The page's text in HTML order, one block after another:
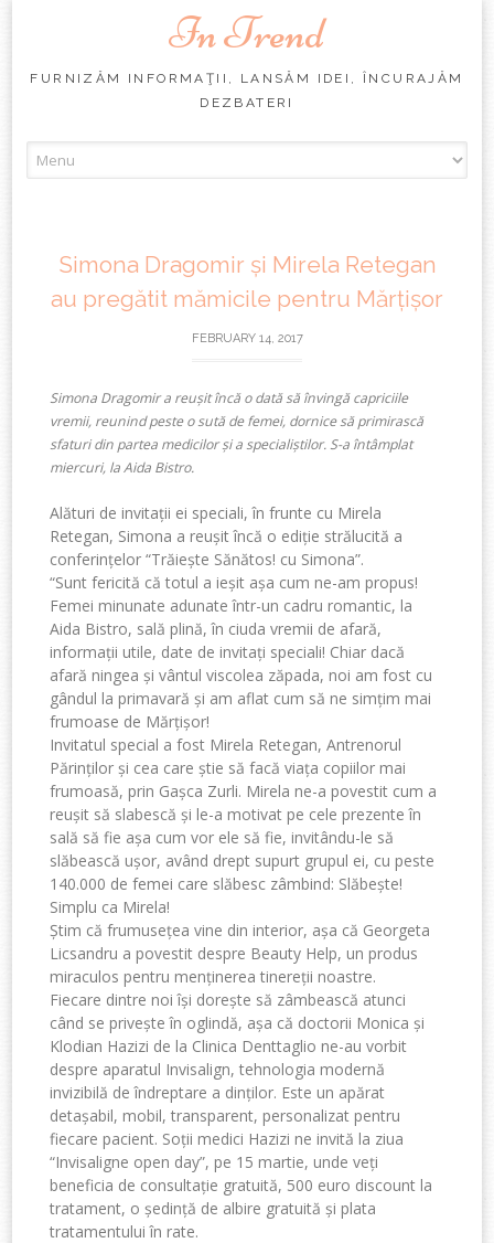
In Trend
FURNIZĂM INFORMAŢII, LANSĂM IDEI, ÎNCURAJĂM
DEZBATERI
to
Simona Dragomir și Mirela Retegan
au pregătit mămicile pentru Mărțișor
FEBRUARY 14, 2017
Simona Dragomir a reușit încă o dată să învingă capriciile
vremii, reunind peste o sută de femei, dornice să primirască
sfaturi din partea medicilor și a specialiștilor. S-a întâmplat
miercuri, la Aida Bistro.
Alături de invitații ei speciali, în frunte cu Mirela
Retegan, Simona a reușit încă o ediție strălucită a
conferințelor “Trăiește Sănătos! cu Simona”.
“Sunt fericită că totul a ieșit așa cum ne-am propus!
Femei minunate adunate într-un cadru romantic, la
Aida Bistro, sală plină, în ciuda vremii de afară,
informații utile, date de invitați speciali! Chiar dacă
afară ningea și vântul viscolea zăpada, noi am fost cu
gândul la primavară și am aflat cum să ne simțim mai
frumoase de Mărțișor!
Invitatul special a fost Mirela Retegan, Antrenorul
Părinților și cea care știe să facă viața copiilor mai
frumoasă, prin Gașca Zurli. Mirela ne-a povestit cum a
reușit să slabescă și le-a motivat pe cele prezente în
sală să fie așa cum vor ele să fie, invitându-le să
slăbească ușor, având drept supurt grupul ei, cu peste
140.000 de femei care slăbesc zâmbind: Slăbește!
Simplu ca Mirela!
Știm că frumusețea vine din interior, așa că Georgeta
Licsandru a povestit despre Beauty Help, un produs
miraculos pentru menținerea tinereții noastre.
Fiecare dintre noi își dorește să zâmbească atunci
când se privește în oglindă, așa că doctorii Monica și
Klodian Hazizi de la Clinica Denttaglio ne-au vorbit
despre aparatul Invisalign, tehnologia modernă
invizibilă de îndreptare a dinților. Este un apărat
detașabil, mobil, transparent, personalizat pentru
fiecare pacient. Soții medici Hazizi ne invită la ziua
“Invisaligne open day”, pe 15 martie, unde veți
beneficia de consultație gratuită, 500 euro discount la
tratament, o ședință de albire gratuită și plata
tratamentului în rate.